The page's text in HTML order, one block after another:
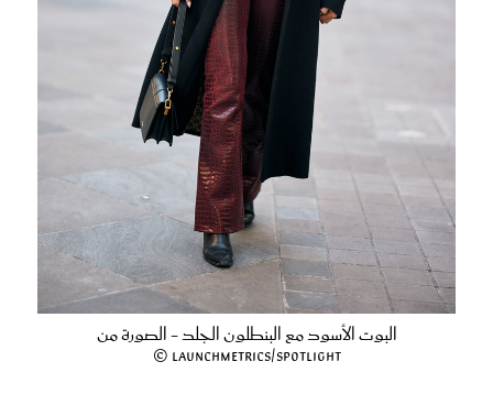
البوت الأسود مع البنطلون الجلد - الصورة من
Launchmetrics/Spotlight ©